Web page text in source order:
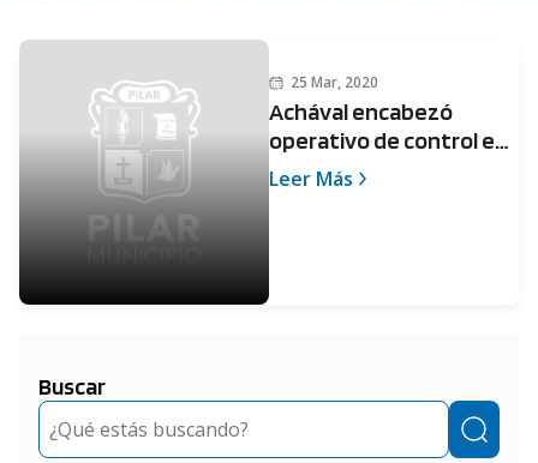
25 Mar, 2020
Achával encabezó
operativo de control en
fábrica de alcohol: “No es
Leer Más
Buscar
Buscar